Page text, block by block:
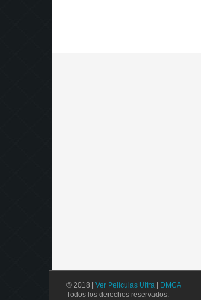
© 2018 | Ver Películas Ultra
DMCA
Todos los derechos reservados.